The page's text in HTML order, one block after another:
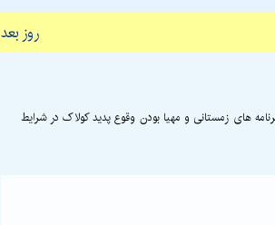
روز بعد
های زمستانی و مهیا بودن وقوع پدید کولاک در شرایط